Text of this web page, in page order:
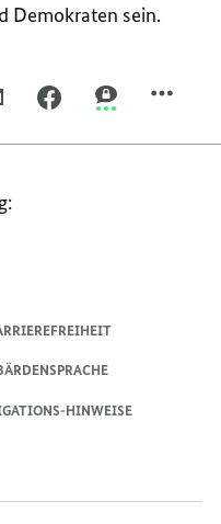
Demokraten sein.
MAIL
REDE
WALTER
STEINMEIER
TEILEN,
STEINMEIER
TEILEN,
HINWEISE